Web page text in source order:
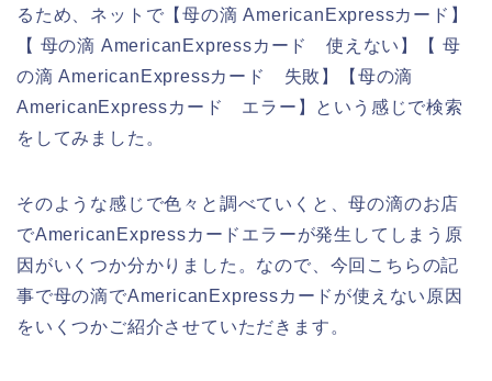
るため、ネットで【母の滴 AmericanExpressカード】
【 母の滴 AmericanExpressカード 使えない】【 母
の滴 AmericanExpressカード 失敗】【母の滴
AmericanExpressカード エラー】という感じで検索
をしてみました。
そのような感じで色々と調べていくと、母の滴のお店
でAmericanExpressカードエラーが発生してしまう原
因がいくつか分かりました。なので、今回こちらの記
事で母の滴でAmericanExpressカードが使えない原因
をいくつかご紹介させていただきます。